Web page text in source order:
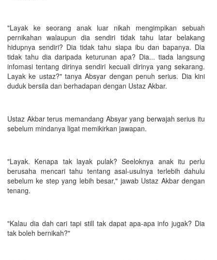
"Layak ke seorang anak luar nikah mengimpikan sebuah
pernikahan walaupun dia sendiri tidak tahu latar belakang
hidupnya sendiri? Dia tidak tahu siapa ibu dan bapanya. Dia
tidak tahu dia daripada keturunan apa? Dia... tiada langsung
infomasi tentang dirinya sendiri kecuali dirinya yang sekarang.
Layak ke ustaz?" tanya Absyar dengan penuh serius. Dia kini
duduk bersila dan berhadapan dengan Ustaz Akbar.
Ustaz Akbar terus memandang Absyar yang berwajah serius itu
sebelum mindanya ligat memikirkan jawapan.
"Layak. Kenapa tak layak pulak? Seeloknya anak itu perlu
berusaha mencari tahu tentang asal-usulnya terlebih dahulu
sebelum ke step yang lebih besar," jawab Ustaz Akbar dengan
tenang.
"Kalau dia dah cari tapi still tak dapat apa-apa info jugak? Dia
tak boleh bernikah?"